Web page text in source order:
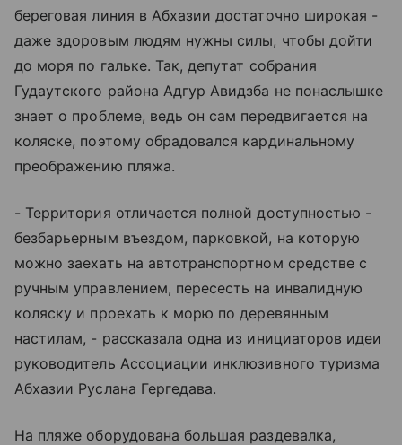
береговая линия в Абхазии достаточно широкая -
даже здоровым людям нужны силы, чтобы дойти
до моря по гальке. Так, депутат собрания
Гудаутского района Адгур Авидзба не понаслышке
знает о проблеме, ведь он сам передвигается на
коляске, поэтому обрадовался кардинальному
преображению пляжа.
- Территория отличается полной доступностью -
безбарьерным въездом, парковкой, на которую
можно заехать на автотранспортном средстве с
ручным управлением, пересесть на инвалидную
коляску и проехать к морю по деревянным
настилам, - рассказала одна из инициаторов идеи
руководитель Ассоциации инклюзивного туризма
Абхазии Руслана Гергедава.
На пляже оборудована большая раздевалка,